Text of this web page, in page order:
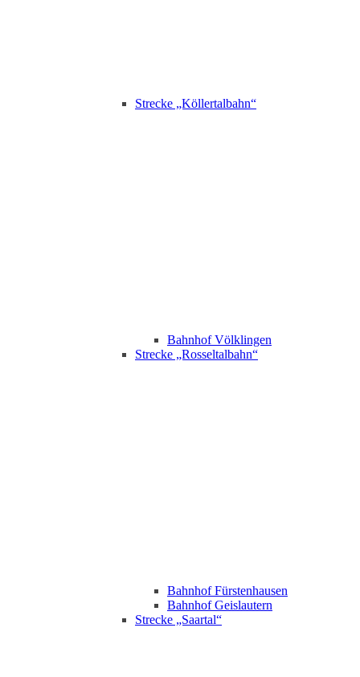
Strecke „Köllertalbahn“
Bahnhof Völklingen
Strecke „Rosseltalbahn“
Bahnhof Fürstenhausen
Bahnhof Geislautern
Strecke „Saartal“